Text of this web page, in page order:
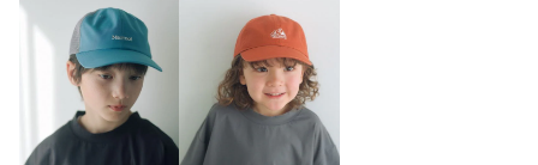
注文キャンセル 対象商品
対象商品
対象外商品
タイプ BOYS｜GIRLS